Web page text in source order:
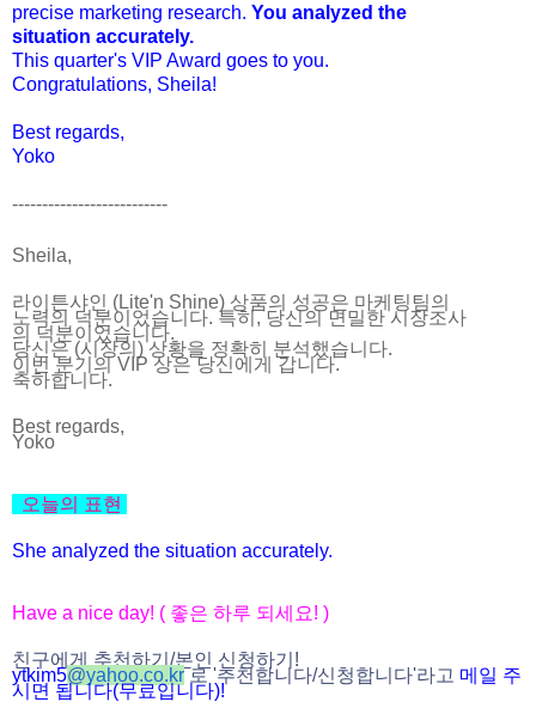
precise marketing research. You analyzed the
situation accurately.
This quarter's VIP Award goes to you.
Congratulations, Sheila!
Best regards,
Yoko
--------------------------
Sheila,
라이튼샤인 (Lite'n Shine) 상품의 성공은 마케팅팀의
노력의 덕분이었습니다. 특히, 당신의 면밀한 시장조사
의 덕분이었습니다.
당신은 (시장의) 상황을 정확히 분석했습니다.
이번 분기의 VIP 상은 당신에게 갑니다.
축하합니다.
Best regards,
Yoko
오늘의 표현
She analyzed the situation accurately.
Have a nice day! ( 좋은 하루 되세요! )
친구에게 추천하기/본인 신청하기!
ytkim5@yahoo.co.kr 로 '추천합니다/신청합니다'라고 메일 주
시면 됩니다(무료입니다)!